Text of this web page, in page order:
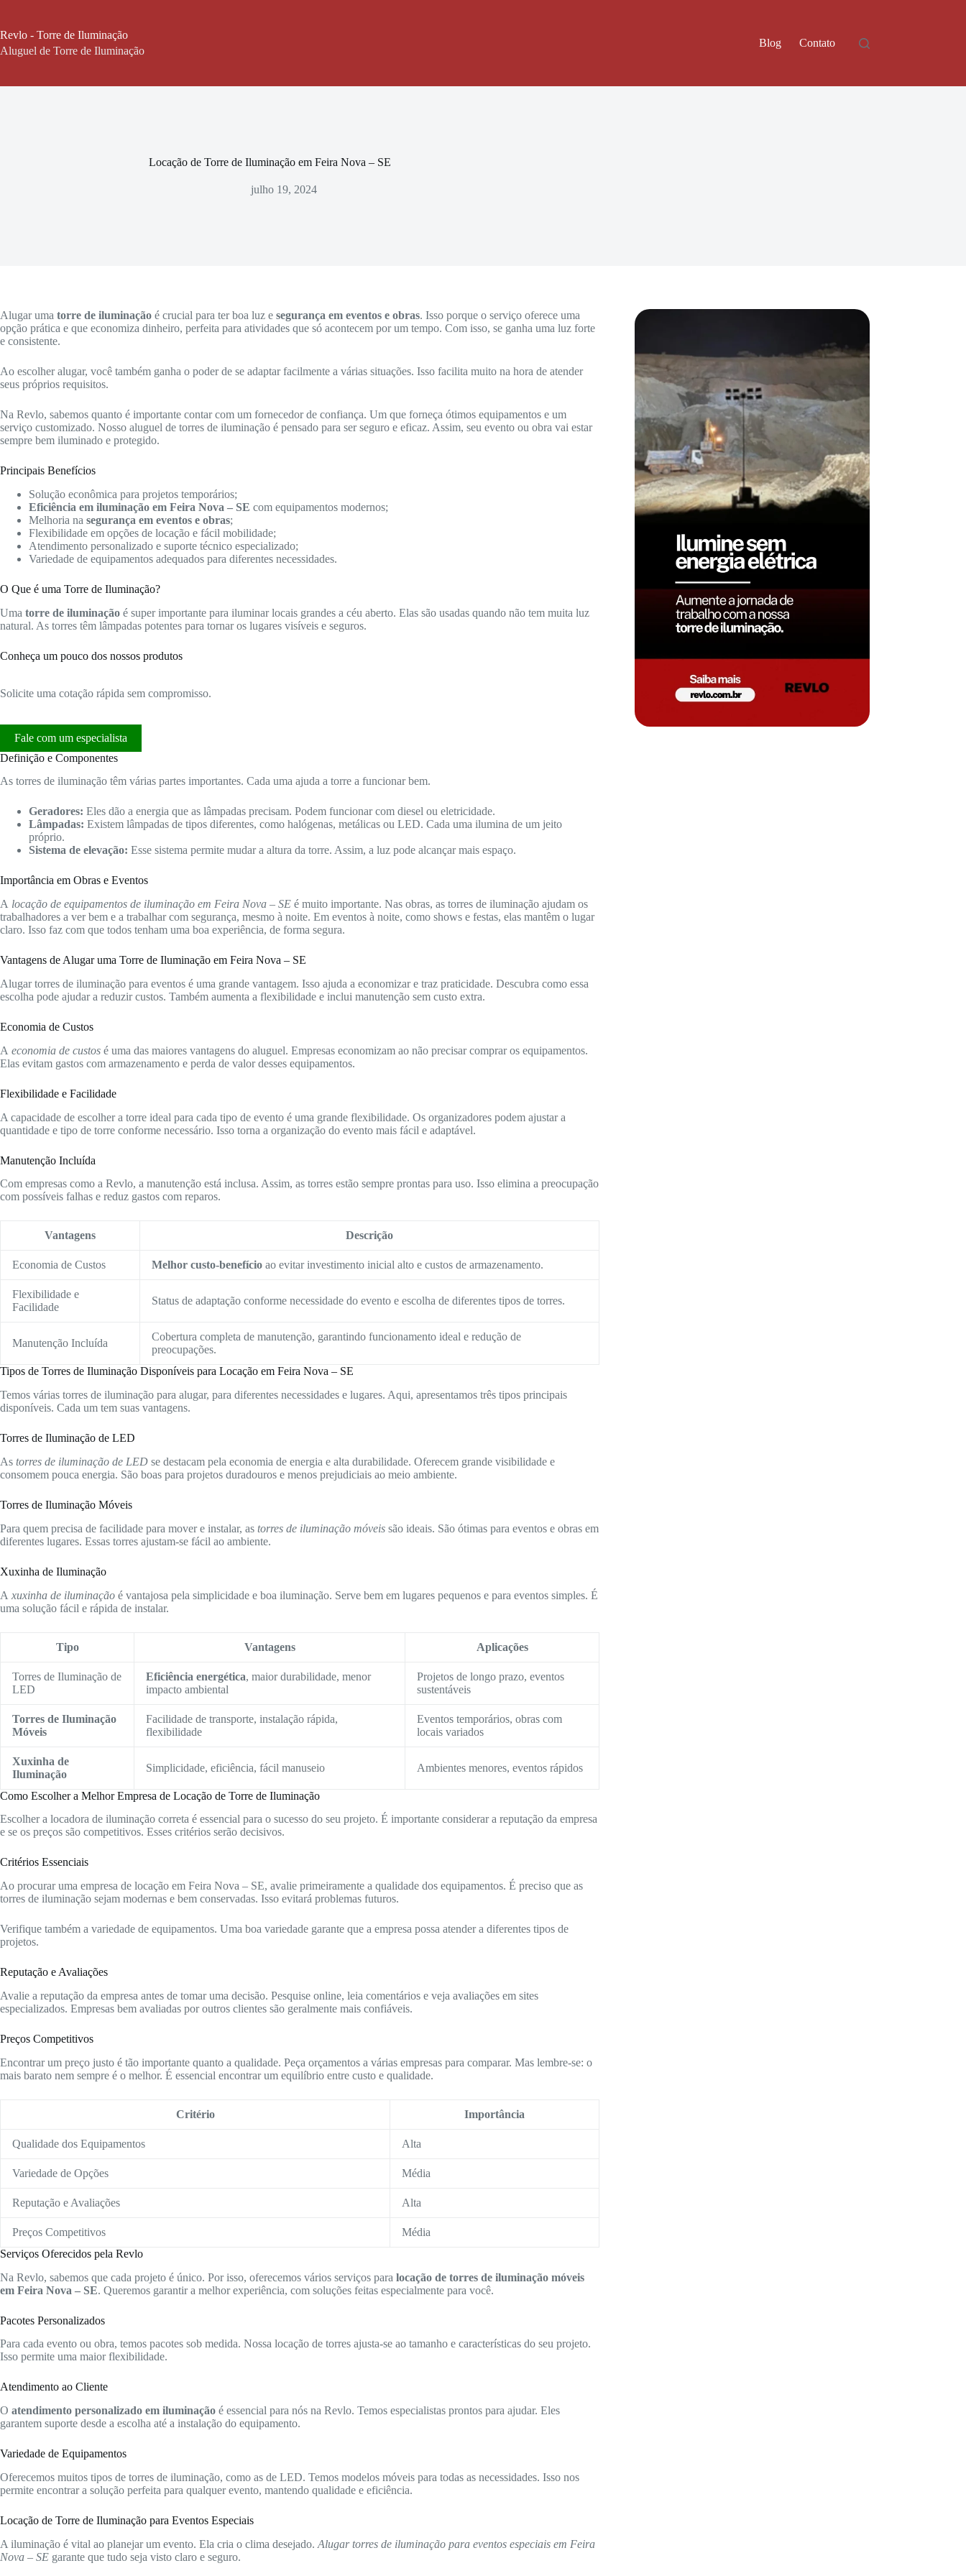
o
conteúdo
Revlo - Torre de Iluminação
Aluguel de Torre de Iluminação
Blog Contato
Locação de Torre de Iluminação em Feira Nova – SE
julho 19, 2024
Alugar uma torre de iluminação é crucial para ter boa luz e segurança em eventos e obras. Isso porque o serviço oferece uma
opção prática e que economiza dinheiro, perfeita para atividades que só acontecem por um tempo. Com isso, se ganha uma luz forte
e consistente.
Ao escolher alugar, você também ganha o poder de se adaptar facilmente a várias situações. Isso facilita muito na hora de atender
seus próprios requisitos.
Na Revlo, sabemos quanto é importante contar com um fornecedor de confiança. Um que forneça ótimos equipamentos e um
serviço customizado. Nosso aluguel de torres de iluminação é pensado para ser seguro e eficaz. Assim, seu evento ou obra vai estar
sempre bem iluminado e protegido.
Principais Benefícios
Solução econômica para projetos temporários;
Eficiência em iluminação em Feira Nova – SE com equipamentos modernos;
Melhoria na segurança em eventos e obras;
Flexibilidade em opções de locação e fácil mobilidade;
Atendimento personalizado e suporte técnico especializado;
Variedade de equipamentos adequados para diferentes necessidades.
O Que é uma Torre de Iluminação?
Uma torre de iluminação é super importante para iluminar locais grandes a céu aberto. Elas são usadas quando não tem muita luz
natural. As torres têm lâmpadas potentes para tornar os lugares visíveis e seguros.
Conheça um pouco dos nossos produtos
Solicite uma cotação rápida sem compromisso.
Fale com um especialista
Definição e Componentes
As torres de iluminação têm várias partes importantes. Cada uma ajuda a torre a funcionar bem.
Geradores: Eles dão a energia que as lâmpadas precisam. Podem funcionar com diesel ou eletricidade.
Lâmpadas: Existem lâmpadas de tipos diferentes, como halógenas, metálicas ou LED. Cada uma ilumina de um jeito
próprio.
Sistema de elevação: Esse sistema permite mudar a altura da torre. Assim, a luz pode alcançar mais espaço.
Importância em Obras e Eventos
A locação de equipamentos de iluminação em Feira Nova – SE é muito importante. Nas obras, as torres de iluminação ajudam os
trabalhadores a ver bem e a trabalhar com segurança, mesmo à noite. Em eventos à noite, como shows e festas, elas mantêm o lugar
claro. Isso faz com que todos tenham uma boa experiência, de forma segura.
Vantagens de Alugar uma Torre de Iluminação em Feira Nova – SE
Alugar torres de iluminação para eventos é uma grande vantagem. Isso ajuda a economizar e traz praticidade. Descubra como essa
escolha pode ajudar a reduzir custos. Também aumenta a flexibilidade e inclui manutenção sem custo extra.
Economia de Custos
A economia de custos é uma das maiores vantagens do aluguel. Empresas economizam ao não precisar comprar os equipamentos.
Elas evitam gastos com armazenamento e perda de valor desses equipamentos.
Flexibilidade e Facilidade
A capacidade de escolher a torre ideal para cada tipo de evento é uma grande flexibilidade. Os organizadores podem ajustar a
quantidade e tipo de torre conforme necessário. Isso torna a organização do evento mais fácil e adaptável.
Manutenção Incluída
Com empresas como a Revlo, a manutenção está inclusa. Assim, as torres estão sempre prontas para uso. Isso elimina a preocupação
com possíveis falhas e reduz gastos com reparos.
Vantagens Descrição
Economia de Custos Melhor custo-benefício ao evitar investimento inicial alto e custos de armazenamento.
Flexibilidade e
Facilidade
Status de adaptação conforme necessidade do evento e escolha de diferentes tipos de torres.
Manutenção Incluída
Cobertura completa de manutenção, garantindo funcionamento ideal e redução de
preocupações.
Tipos de Torres de Iluminação Disponíveis para Locação em Feira Nova – SE
Temos várias torres de iluminação para alugar, para diferentes necessidades e lugares. Aqui, apresentamos três tipos principais
disponíveis. Cada um tem suas vantagens.
Torres de Iluminação de LED
As torres de iluminação de LED se destacam pela economia de energia e alta durabilidade. Oferecem grande visibilidade e
consomem pouca energia. São boas para projetos duradouros e menos prejudiciais ao meio ambiente.
Torres de Iluminação Móveis
Para quem precisa de facilidade para mover e instalar, as torres de iluminação móveis são ideais. São ótimas para eventos e obras em
diferentes lugares. Essas torres ajustam-se fácil ao ambiente.
Xuxinha de Iluminação
A xuxinha de iluminação é vantajosa pela simplicidade e boa iluminação. Serve bem em lugares pequenos e para eventos simples. É
uma solução fácil e rápida de instalar.
Tipo Vantagens Aplicações
Torres de Iluminação de
LED
Eficiência energética, maior durabilidade, menor
impacto ambiental
Projetos de longo prazo, eventos
sustentáveis
Torres de Iluminação
Móveis
Facilidade de transporte, instalação rápida,
flexibilidade
Eventos temporários, obras com
locais variados
Xuxinha de
Iluminação
Simplicidade, eficiência, fácil manuseio Ambientes menores, eventos rápidos
Como Escolher a Melhor Empresa de Locação de Torre de Iluminação
Escolher a locadora de iluminação correta é essencial para o sucesso do seu projeto. É importante considerar a reputação da empresa
e se os preços são competitivos. Esses critérios serão decisivos.
Critérios Essenciais
Ao procurar uma empresa de locação em Feira Nova – SE, avalie primeiramente a qualidade dos equipamentos. É preciso que as
torres de iluminação sejam modernas e bem conservadas. Isso evitará problemas futuros.
Verifique também a variedade de equipamentos. Uma boa variedade garante que a empresa possa atender a diferentes tipos de
projetos.
Reputação e Avaliações
Avalie a reputação da empresa antes de tomar uma decisão. Pesquise online, leia comentários e veja avaliações em sites
especializados. Empresas bem avaliadas por outros clientes são geralmente mais confiáveis.
Preços Competitivos
Encontrar um preço justo é tão importante quanto a qualidade. Peça orçamentos a várias empresas para comparar. Mas lembre-se: o
mais barato nem sempre é o melhor. É essencial encontrar um equilíbrio entre custo e qualidade.
Critério Importância
Qualidade dos Equipamentos Alta
Variedade de Opções Média
Reputação e Avaliações Alta
Preços Competitivos
Média
Serviços Oferecidos pela Revlo
Na Revlo, sabemos que cada projeto é único. Por isso, oferecemos vários serviços para locação de torres de iluminação móveis
em Feira Nova – SE. Queremos garantir a melhor experiência, com soluções feitas especialmente para você.
Pacotes Personalizados
Para cada evento ou obra, temos pacotes sob medida. Nossa locação de torres ajusta-se ao tamanho e características do seu projeto.
Isso permite uma maior flexibilidade.
Atendimento ao Cliente
O atendimento personalizado em iluminação é essencial para nós na Revlo. Temos especialistas prontos para ajudar. Eles
garantem suporte desde a escolha até a instalação do equipamento.
Variedade de Equipamentos
Oferecemos muitos tipos de torres de iluminação, como as de LED. Temos modelos móveis para todas as necessidades. Isso nos
permite encontrar a solução perfeita para qualquer evento, mantendo qualidade e eficiência.
Locação de Torre de Iluminação para Eventos Especiais
A iluminação é vital ao planejar um evento. Ela cria o clima desejado. Alugar torres de iluminação para eventos especiais em Feira
Nova – SE garante que tudo seja visto claro e seguro.